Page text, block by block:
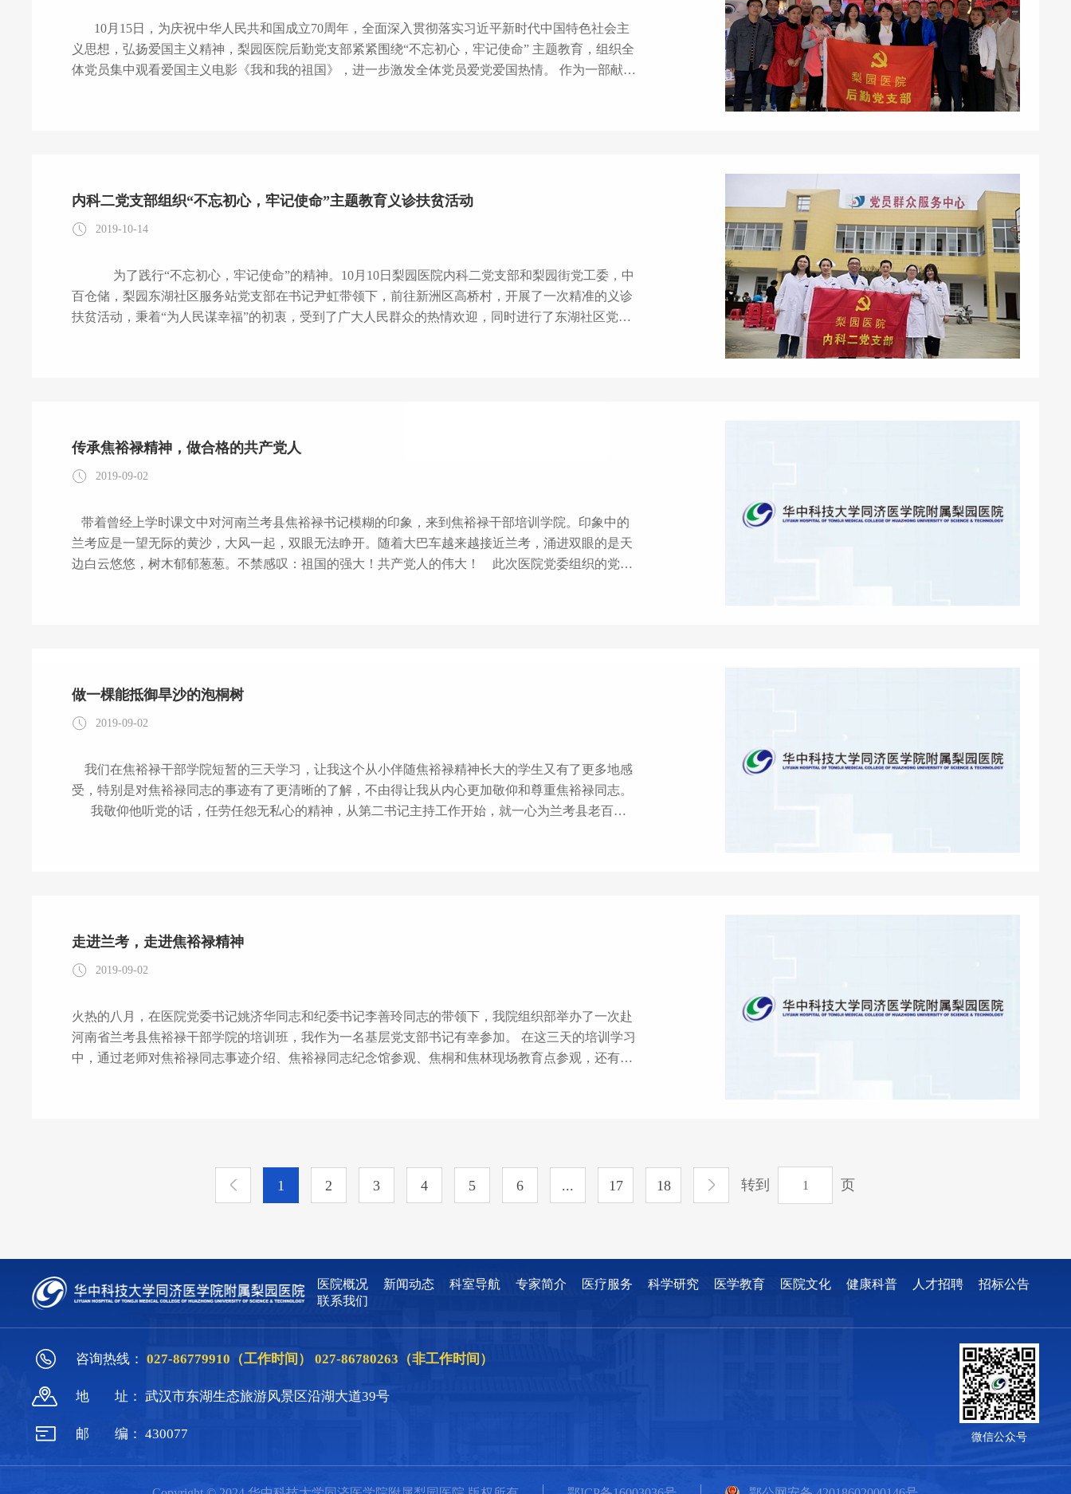
义思想，弘扬爱国主义精神，梨园医院后勤党支部紧紧围绕“不忘初心，牢记使命” 主题教育，组织全
体党员集中观看爱国主义电影《我和我的祖国》，进一步激发全体党员爱党爱国热情。 作为一部献礼
内科二党支部组织“不忘初心，牢记使命”主题教育义诊扶贫活动
2019-10-14
百仓储，梨园东湖社区服务站党支部在书记尹虹带领下，前往新洲区高桥村，开展了一次精准的义诊
扶贫活动，秉着“为人民谋幸福”的初衷，受到了广大人民群众的热情欢迎，同时进行了东湖社区党委
传承焦裕禄精神，做合格的共产党人
2019-09-02
带着曾经上学时课文中对河南兰考县焦裕禄书记模糊的印象，来到焦裕禄干部培训学院。印象中的
兰考应是一望无际的黄沙，大风一起，双眼无法睁开。随着大巴车越来越接近兰考，涌进双眼的是天
边白云悠悠，树木郁郁葱葱。不禁感叹：祖国的强大！共产党人的伟大！ 此次医院党委组织的党性
做一棵能抵御旱沙的泡桐树
2019-09-02
我们在焦裕禄干部学院短暂的三天学习，让我这个从小伴随焦裕禄精神长大的学生又有了更多地感
受，特别是对焦裕禄同志的事迹有了更清晰的了解，不由得让我从内心更加敬仰和尊重焦裕禄同志。
我敬仰他听党的话，任劳任怨无私心的精神，从第二书记主持工作开始，就一心为兰考县老百姓
走进兰考，走进焦裕禄精神
2019-09-02
火热的八月，在医院党委书记姚济华同志和纪委书记李善玲同志的带领下，我院组织部举办了一次赴
河南省兰考县焦裕禄干部学院的培训班，我作为一名基层党支部书记有幸参加。 在这三天的培训学习
中，通过老师对焦裕禄同志事迹介绍、焦裕禄同志纪念馆参观、焦桐和焦林现场教育点参观，还有体
1 2 3 4 5 6 ... 17 18 转到 页
医院概况 新闻动态 科室导航 专家简介 医疗服务 科学研究 医学教育 医院文化 健康科普 人才招聘
招标公告
联系我们
咨询热线： 027-86779910（工作时间）027-86780263（非工作时间）
地 址： 武汉市东湖生态旅游风景区沿湖大道39号
邮 编： 430077 微信公众号